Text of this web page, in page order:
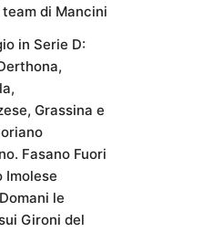
di Mancini
in Serie D:
Grassina e
Fasano Fuori
Imolese
le
Gironi del